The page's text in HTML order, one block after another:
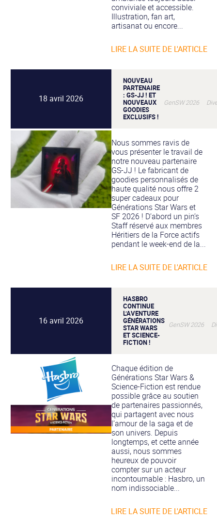
conviviale et accessible.
Illustration, fan art,
artisanat ou encore...
LIRE LA SUITE DE L'ARTICLE
18 avril 2026
NOUVEAU
PARTENAIRE
: GS-JJ ! ET
NOUVEAUX
GOODIES
EXCLUSIFS !
GenSW 2026
Nous sommes ravis de
vous présenter le travail de
notre nouveau partenaire
GS-JJ ! Le fabricant de
goodies personnalisés de
haute qualité nous offre 2
super cadeaux pour
Générations Star Wars et
SF 2026 ! D’abord un pin’s
Staff réservé aux membres
Héritiers de la Force actifs
pendant le week-end de la...
LIRE LA SUITE DE L'ARTICLE
16 avril 2026
HASBRO
CONTINUE
L’AVENTURE
GÉNÉRATIONS
STAR WARS
ET SCIENCE-
FICTION !
GenSW 2026
Chaque édition de
Générations Star Wars &
Science-Fiction est rendue
possible grâce au soutien
de partenaires passionnés,
qui partagent avec nous
l’amour de la saga et de
son univers. Depuis
longtemps, et cette année
aussi, nous sommes
heureux de pouvoir
compter sur un acteur
incontournable : Hasbro, un
nom indissociable...
LIRE LA SUITE DE L'ARTICLE